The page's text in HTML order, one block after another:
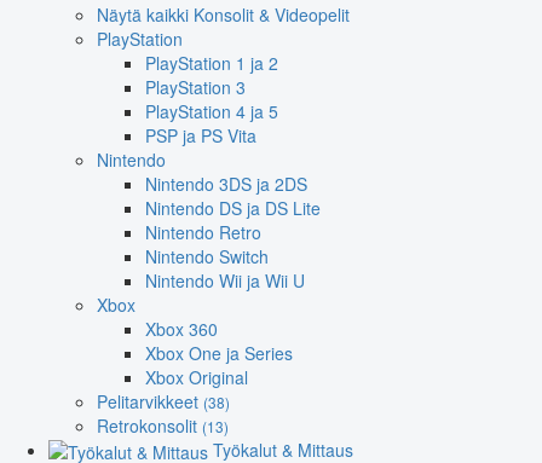
Näytä kaikki Konsolit & Videopelit
PlayStation
PlayStation 1 ja 2
PlayStation 3
PlayStation 4 ja 5
PSP ja PS Vita
Nintendo
Nintendo 3DS ja 2DS
Nintendo DS ja DS Lite
Nintendo Retro
Nintendo Switch
Nintendo Wii ja Wii U
Xbox
Xbox 360
Xbox One ja Series
Xbox Original
Pelitarvikkeet (38)
Retrokonsolit (13)
Työkalut & Mittaus